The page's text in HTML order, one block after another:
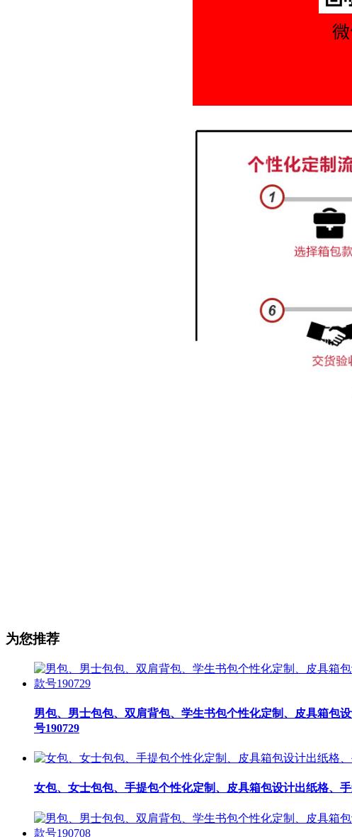
为您推荐
男包、男士包包、双肩背包、学生书包个性化定制、皮具箱包
号190729
女包、女士包包、手提包个性化定制、皮具箱包设计出纸格、